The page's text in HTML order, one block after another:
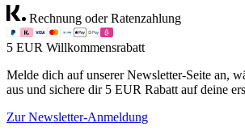
Rechnung oder Ratenzahlung
5 EUR Willkommensrabatt
Melde dich auf unserer Newsletter-Seite an,
aus und sichere dir 5 EUR Rabatt auf deine
Zur Newsletter-Anmeldung